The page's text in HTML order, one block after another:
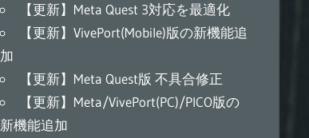
【更新】Meta Quest 3対応を最適化
【更新】VivePort(Mobile)版の新機能追
加
【更新】Meta Quest版 不具合修正
【更新】Meta/VivePort(PC)/PICO版の
新機能追加